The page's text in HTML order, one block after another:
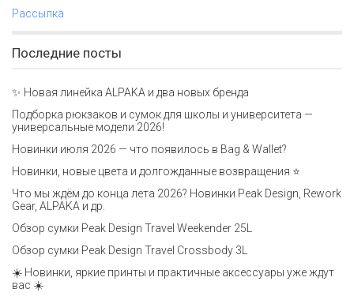
Рассылка
Последние посты
✨ Новая линейка ALPAKA и два новых бренда
Подборка рюкзаков и сумок для школы и университета —
универсальные модели 2026!
Новинки июля 2026 — что появилось в Bag & Wallet?
Новинки, новые цвета и долгожданные возвращения ⭐️
Что мы ждём до конца лета 2026? Новинки Peak Design, Rework
Gear, ALPAKA и др.
Обзор сумки Peak Design Travel Weekender 25L
Обзор сумки Peak Design Travel Crossbody 3L
☀️ Новинки, яркие принты и практичные аксессуары уже ждут
вас ☀️